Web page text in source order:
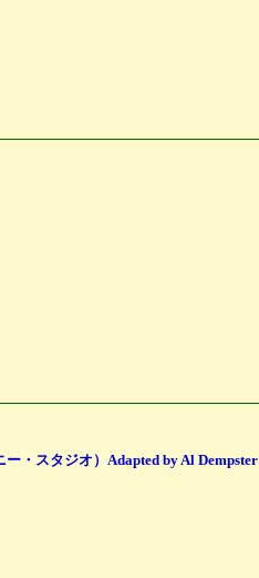
・スタジオ）Adapted by Al Dempster